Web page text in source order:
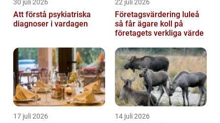
30 juli 2026
Att förstå psykiatriska
diagnoser i vardagen
22 juli 2026
Företagsvärdering luleå
så får ägare koll på
företagets verkliga värde
17 juli 2026 14 juli 2026